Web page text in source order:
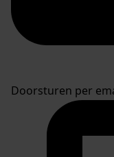
Doorsturen per